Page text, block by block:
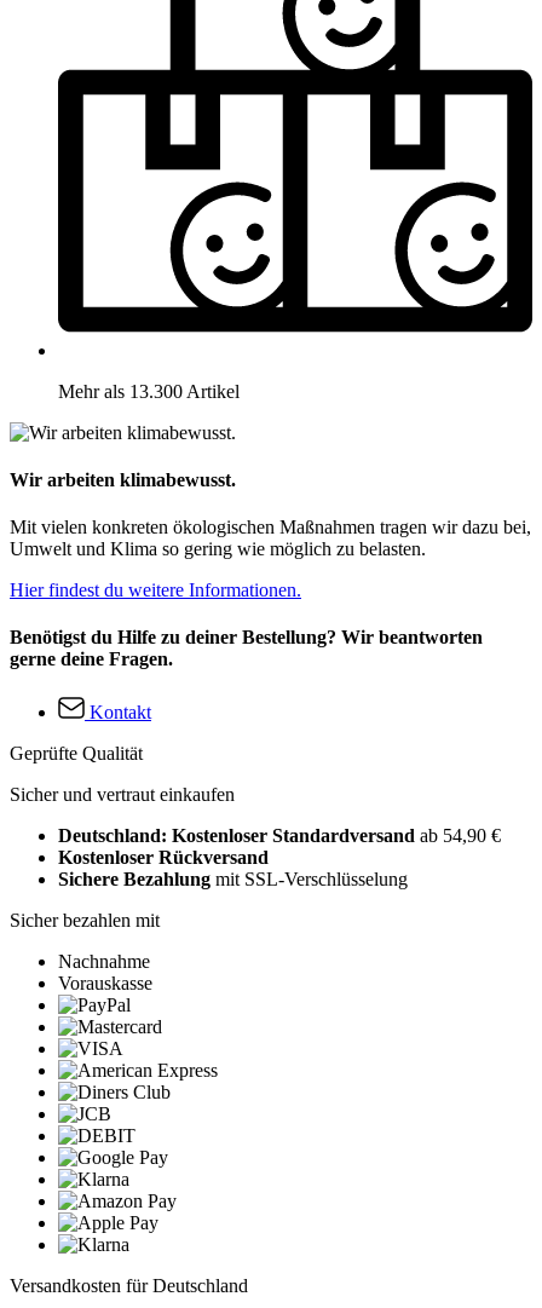
Mehr als 13.300 Artikel
Wir arbeiten klimabewusst.
Mit vielen konkreten ökologischen Maßnahmen tragen wir dazu bei,
Umwelt und Klima so gering wie möglich zu belasten.
Hier findest du weitere Informationen.
Benötigst du Hilfe zu deiner Bestellung? Wir beantworten
gerne deine Fragen.
Kontakt
Geprüfte Qualität
Sicher und vertraut einkaufen
Deutschland: Kostenloser Standardversand ab 54,90 €
Kostenloser Rückversand
Sichere Bezahlung mit SSL-Verschlüsselung
Sicher bezahlen mit
Nachnahme
Vorauskasse
Versandkosten für Deutschland